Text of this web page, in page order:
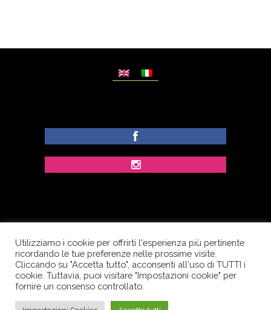
© Copyright Dolcezze di Ferrentino A. - P.IVA
IT02609400656 - Tutti i diritti riservati.
Corso Palatucci, 65 - 84013 Cava de’ Tirreni (SA) -
Italia
Utilizziamo i cookie per offrirti l'esperienza più pertinente
ricordando le tue preferenze nelle prossime visite.
Cliccando su "Accetta tutto", acconsenti all'uso di TUTTI i
cookie. Tuttavia, puoi visitare "Impostazioni cookie" per
fornire un consenso controllato.